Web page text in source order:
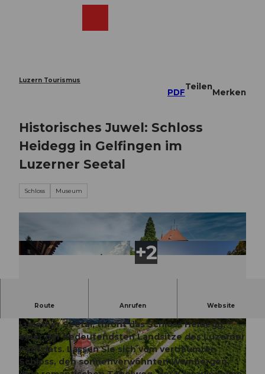
Luzern Tourismus
PDF
Teilen
Merken
Historisches Juwel: Schloss
Heidegg in Gelfingen im
Luzerner Seetal
Schloss Museum
Podcast Folge: Zwischen Thron und Trümmern: Burgen und Schlösser der Zentralschweiz
© Seetal Tourismus, Christian Betschart
Route Anrufen Website
Luzerner Seetal, thront das Schloss Heidegg,
einer der bedeutendsten Landsitze des Luzerner
Patriziats. Lassen Sie sich vom verträumten
Schloss, den sonnenverwöhnten Weinbergen,